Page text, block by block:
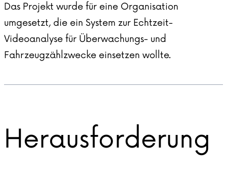
Das Projekt wurde für eine Organisation
umgesetzt, die ein System zur Echtzeit-
Videoanalyse für Überwachungs- und
Fahrzeugzählzwecke einsetzen wollte.
Herausforderung